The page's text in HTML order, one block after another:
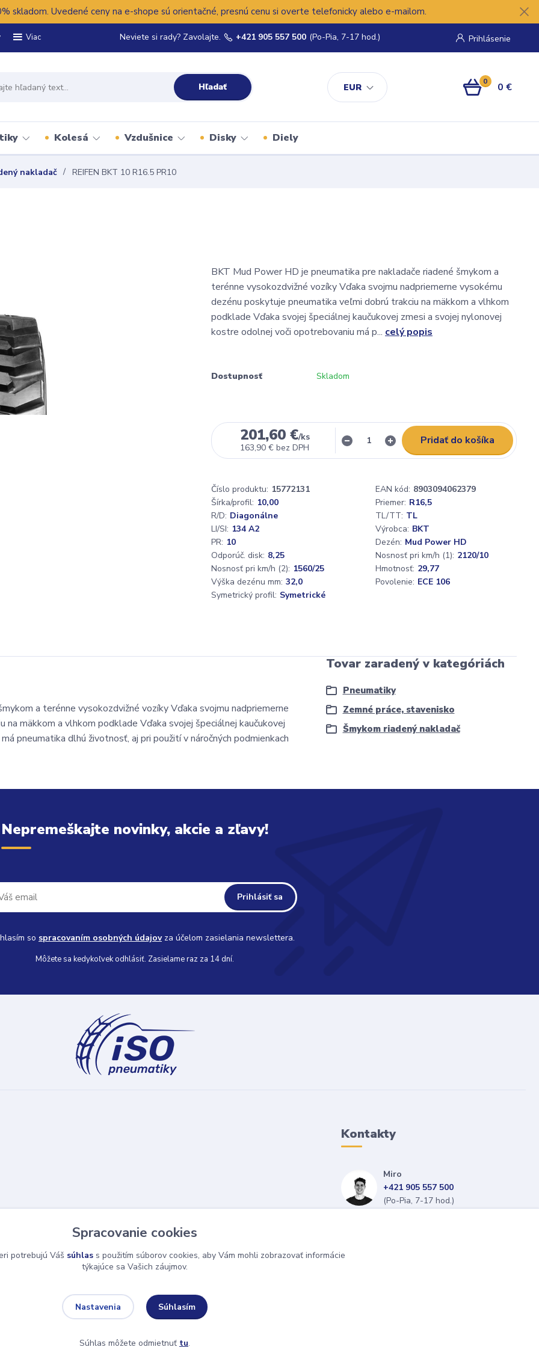
skladom. Uvedené ceny na e-shope sú orientačné, presnú cenu si overte telefonicky alebo e-mailom.
Viac
EUR
Prihlásenie
Hľadať
Neviete si rady? Zavolajte. +421 905 557 500 (Po-Pia, 7-17 hod.)
0 0 €
Kolesá Vzdušnice Disky Diely
nakladač REIFEN BKT 10 R16.5 PR10
BKT Mud Power HD je pneumatika pre nakladače riadené šmykom a
terénne vysokozdvižné vozíky Vďaka svojmu nadpriemerne vysokému
dezénu poskytuje pneumatika veľmi dobrú trakciu na mäkkom a vlhkom
podklade Vďaka svojej špeciálnej kaučukovej zmesi a svojej nylonovej
kostre odolnej voči opotrebovaniu má p... celý popis
Dostupnosť Skladom
201,60 €/ks
163,90 € bez DPH
Pridať do košíka
Číslo produktu: 15772131 EAN kód: 8903094062379
Šírka/profil: 10,00 Priemer: R16,5
R/D: Diagonálne TL/TT: TL
LI/SI: 134 A2 Výrobca: BKT
PR: 10 Dezén: Mud Power HD
Odporúč. disk: 8,25 Nosnosť pri km/h (1): 2120/10
Nosnosť pri km/h (2): 1560/25 Hmotnosť: 29,77
Výška dezénu mm: 32,0 Povolenie: ECE 106
Symetrický profil: Symetrické
a terénne vysokozdvižné vozíky Vďaka svojmu nadpriemerne
mäkkom a vlhkom podklade Vďaka svojej špeciálnej kaučukovej
pneumatika dlhú životnosť, aj pri použití v náročných podmienkach
Tovar zaradený v kategóriách
Pneumatiky
Zemné práce, stavenisko
Šmykom riadený nakladač
Nepremeškajte novinky, akcie a zľavy!
Prihlásiť sa
so spracovaním osobných údajovza účelom zasielania newslettera.
Môžete sa kedykoľvek odhlásiť. Zasielame raz za 14 dní.
Kontakty
Miro
+421 905 557 500
(Po-Pia, 7-17 hod.)
Spracovanie cookies
potrebujú Váš súhlas s použitím súborov cookies, aby Vám mohli zobrazovať informácie
týkajúce sa Vašich záujmov.
Nastavenia Súhlasím
Súhlas môžete odmietnuť tu.